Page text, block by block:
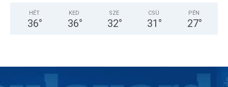
HÉT
36°
KED
36°
SZE
32°
CSÜ
31 °
PÉN
27°